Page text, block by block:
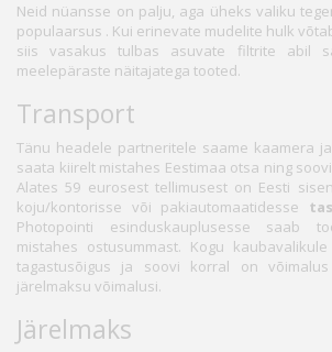
Neid nüansse on palju, aga üheks valiku
populaarsus . Kui erinevate mudelite hulk
siis vasakus tulbas asuvate filtrite abil
meelepäraste näitajatega tooted.
Transport
Tänu headele partneritele saame kaamera
saata kiirelt mistahes Eestimaa otsa ning
Alates 59 eurosest tellimusest on Eesti
koju/kontorisse või pakiautomaatidesse
Photopointi esinduskauplusesse saab
mistahes ostusummast. Kogu
tagastusõigus ja soovi korral on
järelmaksu võimalusi.
Järelmaks